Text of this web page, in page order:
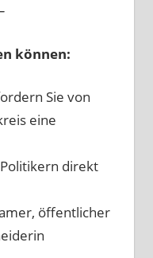
können:
Sie von
eine
direkt
öffentlicher